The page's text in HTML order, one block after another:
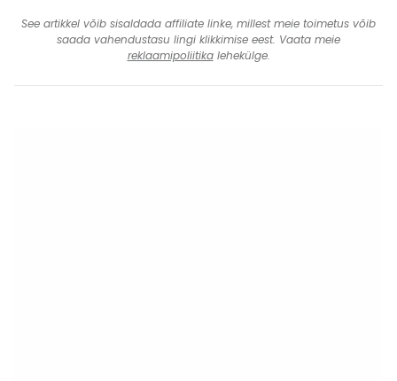
See artikkel võib sisaldada affiliate linke, millest meie toimetus võib
saada vahendustasu lingi klikkimise eest. Vaata meie
reklaamipoliitikalehekülge.